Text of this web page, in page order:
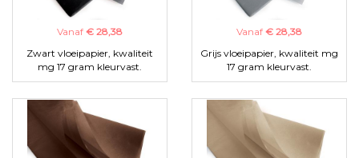
Vanaf € 28,38
Zwart vloeipapier, kwaliteit
mg 17 gram kleurvast.
Vanaf € 28,38
Grijs vloeipapier, kwaliteit mg
17 gram kleurvast.